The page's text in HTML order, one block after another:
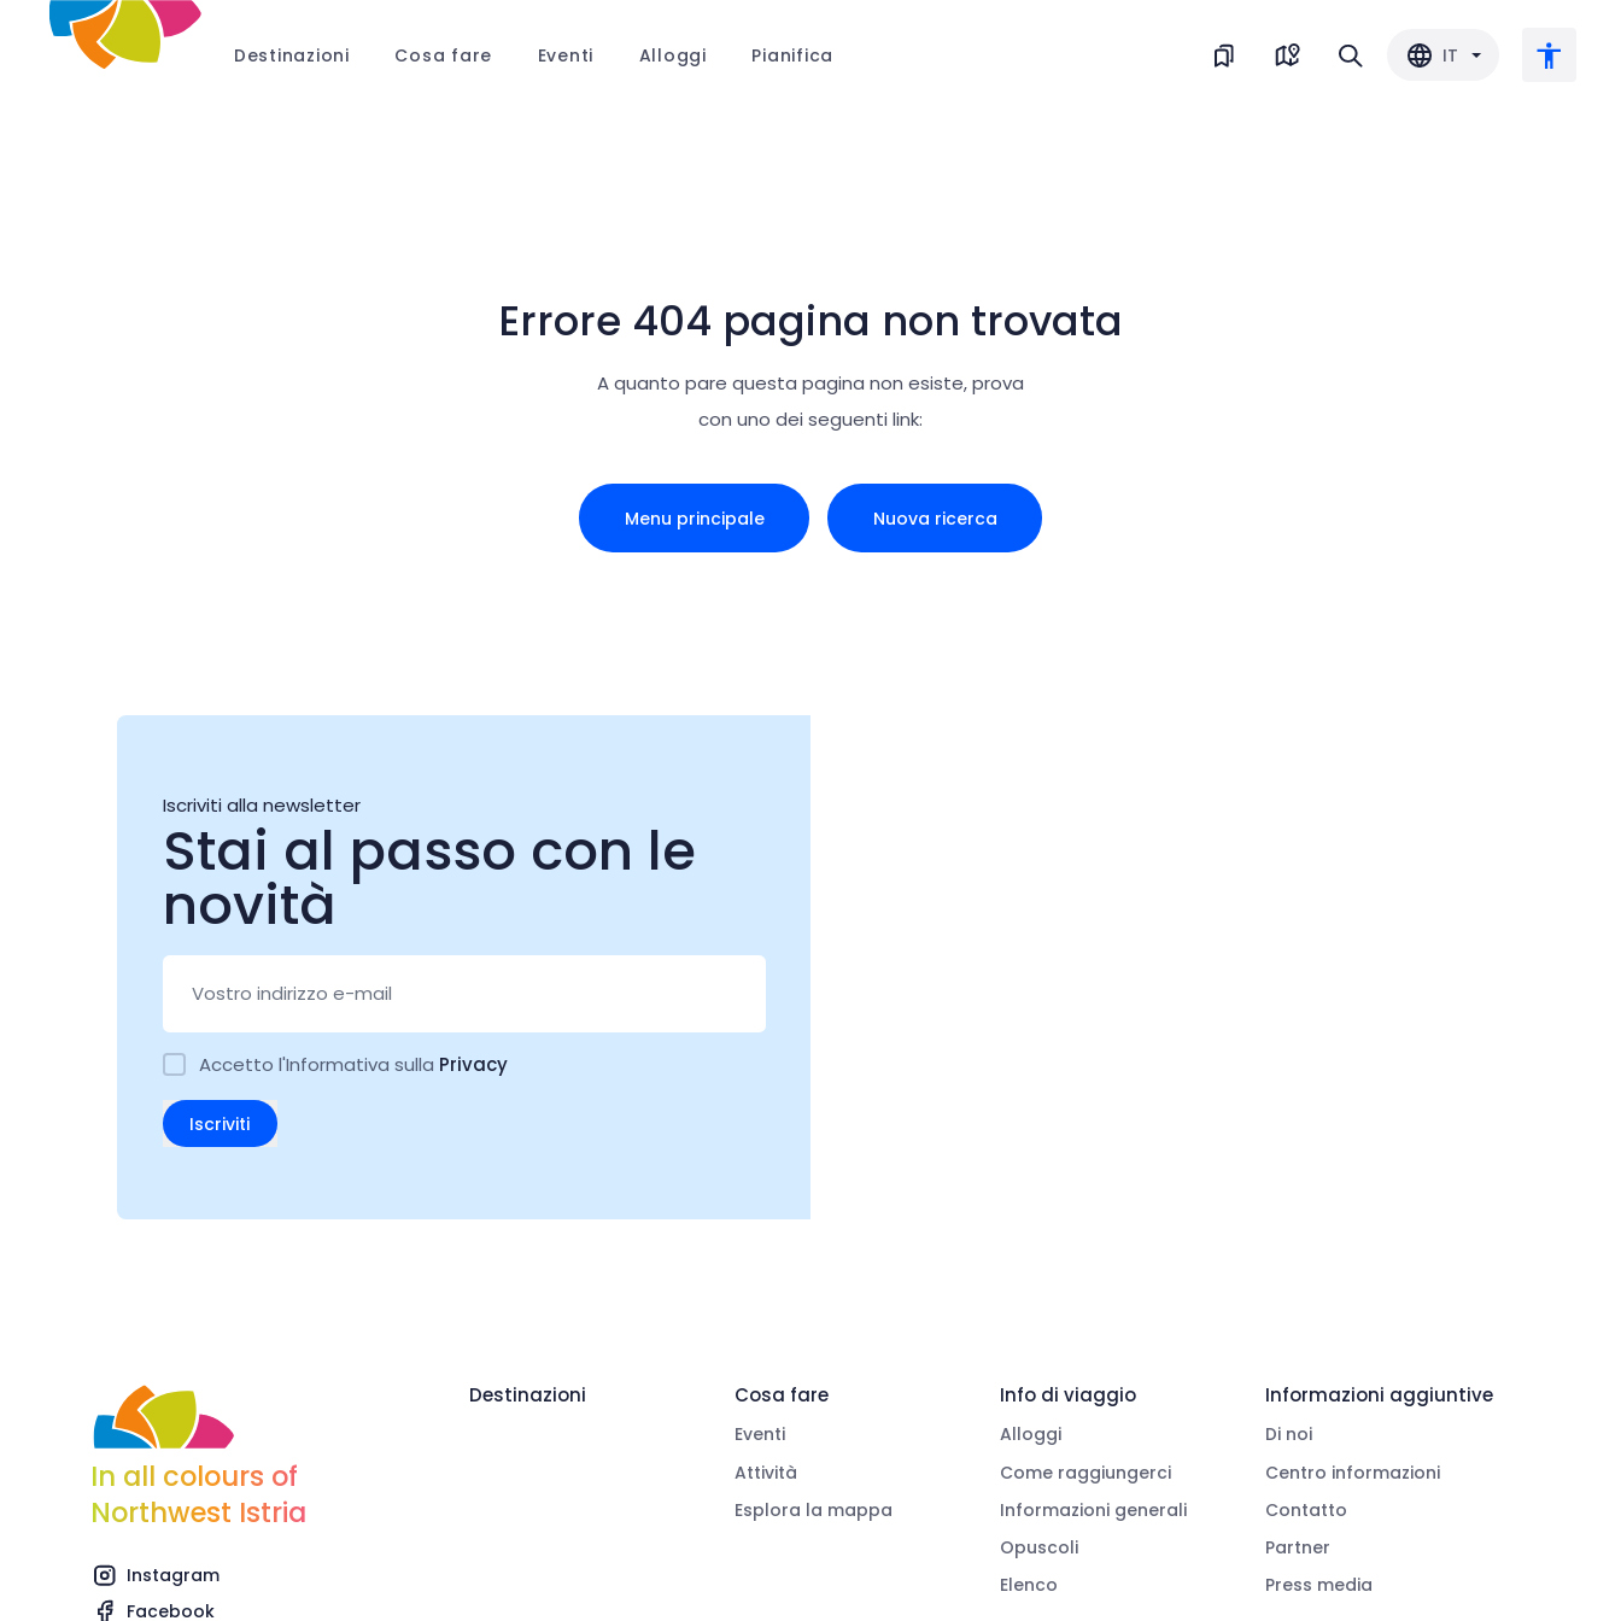
Destinazioni Cosa fare Eventi Alloggi Pianifica IT
Errore 404 pagina non trovata
A quanto pare questa pagina non esiste, prova
con uno dei seguenti link:
Menu principale Nuova ricerca
Iscriviti alla newsletter
Stai al passo con le
novità
Accetto l'Informativa sulla Privacy
Iscriviti
In all colours of
Northwest Istria
Instagram
Facebook
Destinazioni Cosa fare
Eventi
Attività
Esplora la mappa
Info di viaggio
Alloggi
Come raggiungerci
Informazioni generali
Opuscoli
Elenco
Informazioni aggiuntive
Di noi
Centro informazioni
Contatto
Partner
Press media